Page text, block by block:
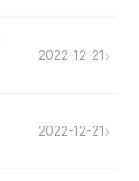
2022-12-21 ›
2022-12-21 ›